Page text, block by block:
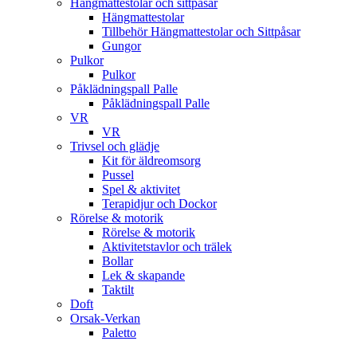
Hängmattestolar
Tillbehör Hängmattestolar och Sittpåsar
Gungor
Pulkor
Pulkor
Påklädningspall Palle
Påklädningspall Palle
VR
VR
Trivsel och glädje
Kit för äldreomsorg
Pussel
Spel & aktivitet
Terapidjur och Dockor
Rörelse & motorik
Rörelse & motorik
Aktivitetstavlor och trälek
Bollar
Lek & skapande
Taktilt
Doft
Orsak-Verkan
Paletto